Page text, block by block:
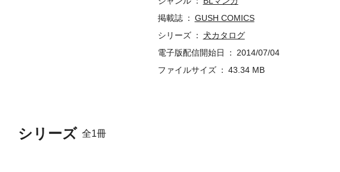
シリーズ 全1冊
掲載誌
GUSH COMICS
シリーズ
犬カタログ
電子版配信開始日
2014/07/04
ファイルサイズ
43.34 MB